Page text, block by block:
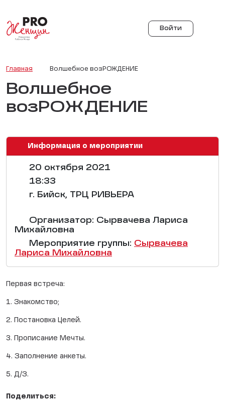
Войти
Главная Волшебное возРОЖДЕНИЕ
Волшебное
возРОЖДЕНИЕ
Информация о мероприятии
20 октября 2021
18:33
г. Бийск, ТРЦ РИВЬЕРА
Организатор: Сырвачева Лариса
Михайловна
Мероприятие группы: Сырвачева
Лариса Михайловна
Первая встреча:
1. Знакомство;
2. Постановка Целей.
3. Прописание Мечты.
4. Заполнение анкеты.
5. Д/З.
Поделиться: